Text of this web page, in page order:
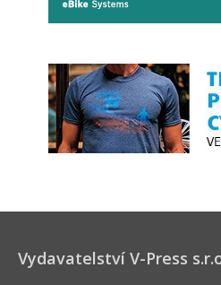
Vydavatelství V-Press